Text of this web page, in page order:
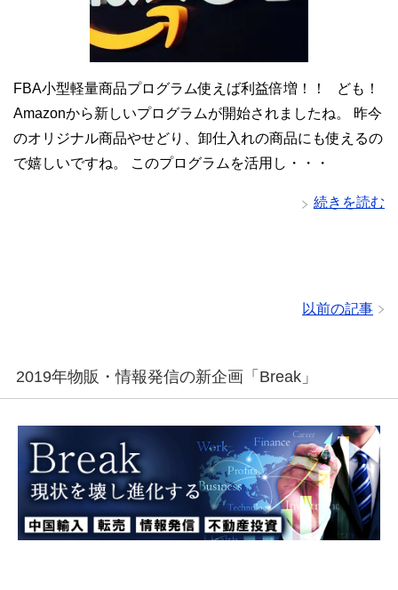
FBA小型軽量商品プログラム使えば利益倍増！！ ども！
Amazonから新しいプログラムが開始されましたね。 昨今
のオリジナル商品やせどり、卸仕入れの商品にも使えるの
で嬉しいですね。 このプログラムを活用し・・・
続きを読む
以前の記事
2019年物販・情報発信の新企画「Break」